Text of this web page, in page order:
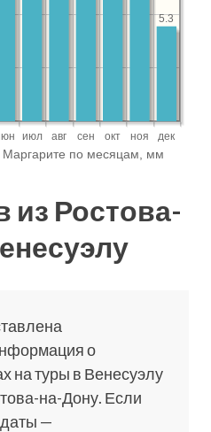
из Ростова-
о
на туры в Венесуэлу
на-Дону. Если
—